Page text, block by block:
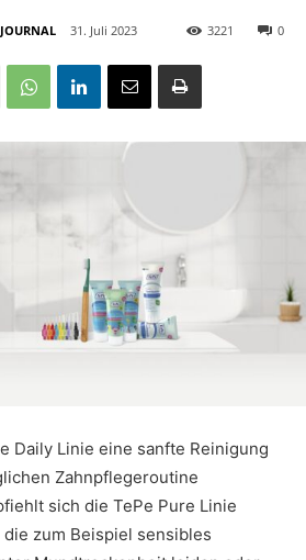
31. Juli 2023 0
3221
Daily Linie eine sanfte Reinigung
Zahnpflegeroutine
sich die TePe Pure Linie
zum Beispiel sensibles